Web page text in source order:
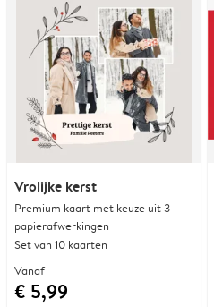
Vrolijke kerst
Premium kaart met keuze uit 3
papierafwerkingen
Set van 10 kaarten
Vanaf
€ 5,99